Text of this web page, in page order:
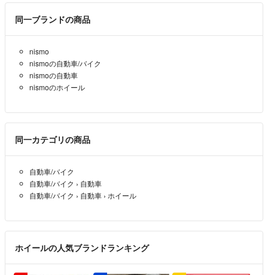
同一ブランドの商品
nismo
nismoの自動車/バイク
nismoの自動車
nismoのホイール
同一カテゴリの商品
自動車/バイク
自動車/バイク › 自動車
自動車/バイク › 自動車 › ホイール
ホイールの人気ブランドランキング